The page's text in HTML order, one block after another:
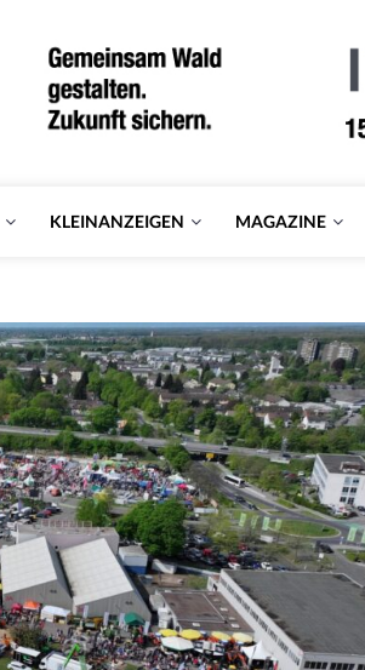
KLEINANZEIGEN MAGAZINE